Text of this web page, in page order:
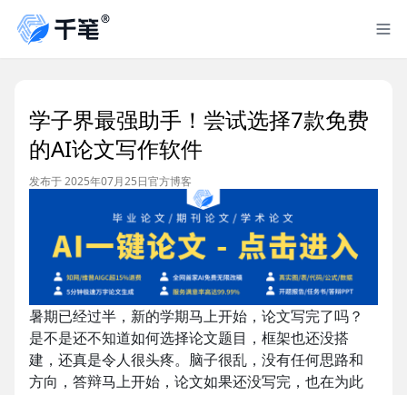
学子界最强助手！尝试选择7款免费
的AI论文写作软件
发布于 2025年07月25日官方博客
暑期已经过半，新的学期马上开始，论文写完了吗？
是不是还不知道如何选择论文题目，框架也还没搭
建，还真是令人很头疼。脑子很乱，没有任何思路和
方向，答辩马上开始，论文如果还没写完，也在为此